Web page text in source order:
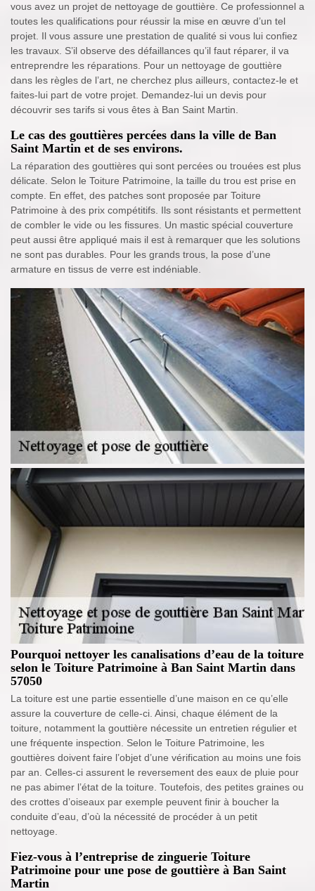
vous avez un projet de nettoyage de gouttière. Ce professionnel a
toutes les qualifications pour réussir la mise en œuvre d’un tel
projet. Il vous assure une prestation de qualité si vous lui confiez
les travaux. S’il observe des défaillances qu’il faut réparer, il va
entreprendre les réparations. Pour un nettoyage de gouttière
dans les règles de l’art, ne cherchez plus ailleurs, contactez-le et
faites-lui part de votre projet. Demandez-lui un devis pour
découvrir ses tarifs si vous êtes à Ban Saint Martin.
Le cas des gouttières percées dans la ville de Ban
Saint Martin et de ses environs.
La réparation des gouttières qui sont percées ou trouées est plus
délicate. Selon le Toiture Patrimoine, la taille du trou est prise en
compte. En effet, des patches sont proposée par Toiture
Patrimoine à des prix compétitifs. Ils sont résistants et permettent
de combler le vide ou les fissures. Un mastic spécial couverture
peut aussi être appliqué mais il est à remarquer que les solutions
ne sont pas durables. Pour les grands trous, la pose d’une
armature en tissus de verre est indéniable.
Pourquoi nettoyer les canalisations d’eau de la toiture
selon le Toiture Patrimoine à Ban Saint Martin dans
57050
La toiture est une partie essentielle d’une maison en ce qu’elle
assure la couverture de celle-ci. Ainsi, chaque élément de la
toiture, notamment la gouttière nécessite un entretien régulier et
une fréquente inspection. Selon le Toiture Patrimoine, les
gouttières doivent faire l’objet d’une vérification au moins une fois
par an. Celles-ci assurent le reversement des eaux de pluie pour
ne pas abimer l’état de la toiture. Toutefois, des petites graines ou
des crottes d’oiseaux par exemple peuvent finir à boucher la
conduite d’eau, d’où la nécessité de procéder à un petit
nettoyage.
Fiez-vous à l’entreprise de zinguerie Toiture
Patrimoine pour une pose de gouttière à Ban Saint
Martin